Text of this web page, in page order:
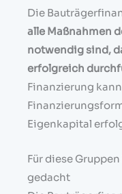
Die
alle Maßnahmen
notwendig sind,
erfolgreich
Finanzierung
Eigenkapital
Für diese
gedacht